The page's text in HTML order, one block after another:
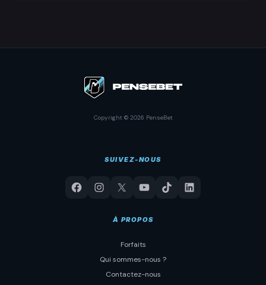
Copyright © 2026 PenseBet
SUIVEZ-NOUS
À PROPOS
Forfaits
Qui sommes-nous ?
Contactez-nous